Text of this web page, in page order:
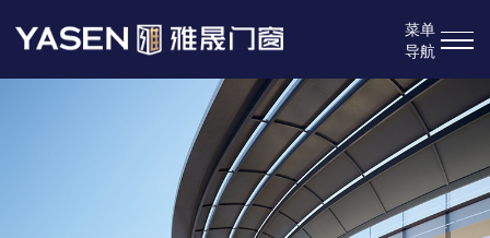
菜单
导航